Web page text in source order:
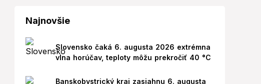
Najnovšie
Slovensko čaká 6. augusta 2026 extrémna
vlna horúčav, teploty môžu prekročiť 40 °C
Banskobystrický kraj zasiahnu 6. augusta